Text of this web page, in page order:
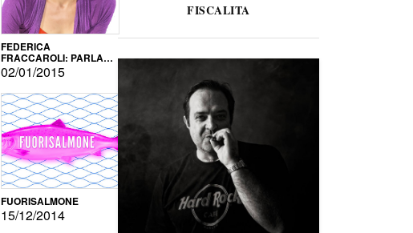
FEDERICA
FRACCAROLI: PARLARE
LINGUE DIVERSE
02/01/2015
FUORISALMONE
15/12/2014
FISCALITA